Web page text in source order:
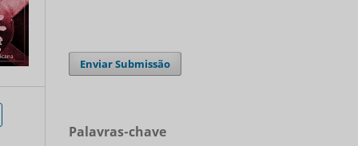
Enviar Submissão
Palavras-chave